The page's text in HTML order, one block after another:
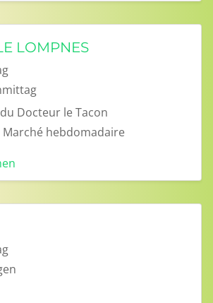
LOMPNES
Docteur le Tacon
Marché hebdomadaire